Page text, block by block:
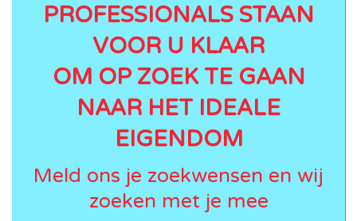
PROFESSIONALS STAAN
VOOR U KLAAR
OM OP ZOEK TE GAAN
NAAR HET IDEALE
EIGENDOM
Meld ons je zoekwensen en wij
zoeken met je mee